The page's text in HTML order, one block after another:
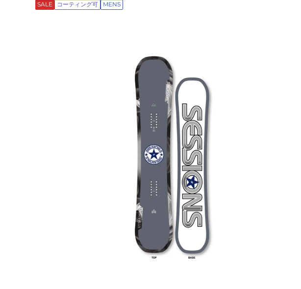
SALE コーティング可 MENS